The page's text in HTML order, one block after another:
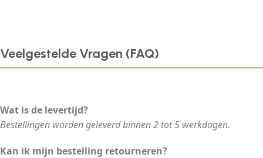
Veelgestelde Vragen (FAQ)
Wat is de levertijd?
Bestellingen worden geleverd binnen 2 tot 5 werkdagen.
Kan ik mijn bestelling retourneren?